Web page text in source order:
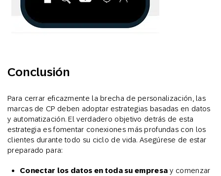
Conclusión
Para cerrar eficazmente la brecha de personalización, las
marcas de CP deben adoptar estrategias basadas en datos
y automatización. El verdadero objetivo detrás de esta
estrategia es fomentar conexiones más profundas con los
clientes durante todo su ciclo de vida. Asegúrese de estar
preparado para:
Conectar los datos en toda su empresa y comenzar